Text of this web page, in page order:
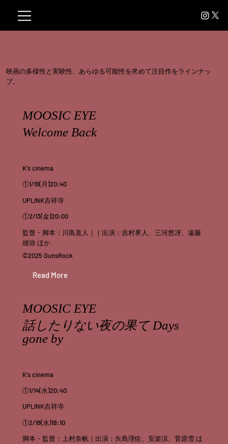
映画の多様性と実験性、あらゆる可能性を求めて注目作をラインナッ
プ。
MOOSIC EYE
Welcome Back
K's cinema
①1/19(月)20:40
UPLINK吉祥寺
①2/13(金)20:00
監督・脚本：川島直人｜｜出演：吉村界人、三河悠冴、遠藤
雄弥 ほか
©2025 GunsRock
Read More
MOOSIC EYE
話したりない夜の果て Days
gone by
K's cinema
①1/14(水)20:40
UPLINK吉祥寺
①2/18(水)18:10
脚本・監督：上村奈帆｜出演：矢島理佐、安楽涼、菅原雪 ほ